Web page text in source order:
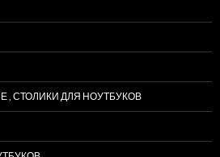
СТОЛИКИ ДЛЯ НОУТБУКОВ